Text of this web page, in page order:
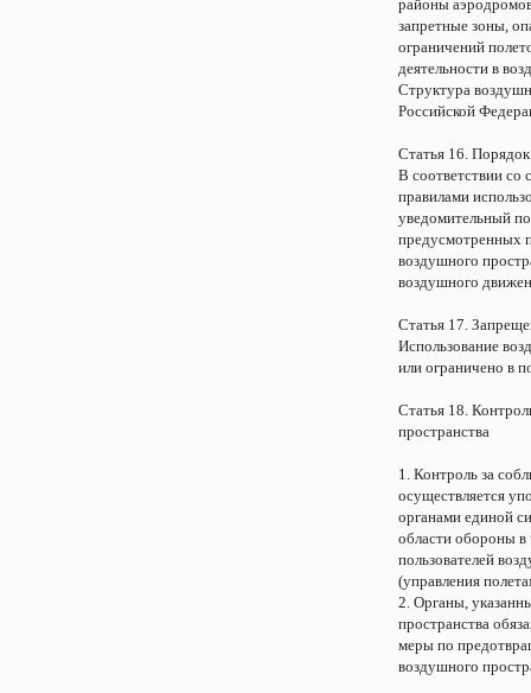
районы
запретные зоны,
ограничений
деятельности в
Структура
Российской
Статья 16.
В соответствии со
правилами
уведомительный
предусмотренных
воздушного
воздушного
Статья 17.
Использование
или ограничено в
Статья 18.
пространства
1. Контроль за
осуществляется
органами единой
области обороны в
пользователей
(управления
2. Органы,
пространства
меры по
воздушного